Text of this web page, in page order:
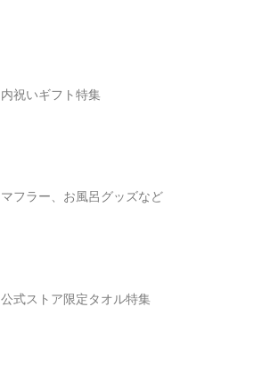
内祝いギフト特集
マフラー、お風呂グッズなど
公式ストア限定タオル特集